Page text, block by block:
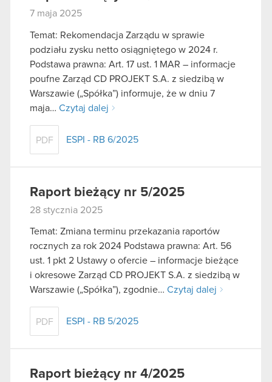
7 maja 2025
Temat: Rekomendacja Zarządu w sprawie
podziału zysku netto osiągniętego w 2024 r.
Podstawa prawna: Art. 17 ust. 1 MAR – informacje
poufne Zarząd CD PROJEKT S.A. z siedzibą w
Warszawie („Spółka”) informuje, że w dniu 7
maja… Czytaj dalej
PDF ESPI - RB 6/2025
Raport bieżący nr 5/2025
28 stycznia 2025
Temat: Zmiana terminu przekazania raportów
rocznych za rok 2024 Podstawa prawna: Art. 56
ust. 1 pkt 2 Ustawy o ofercie – informacje bieżące
i okresowe Zarząd CD PROJEKT S.A. z siedzibą w
Warszawie („Spółka”), zgodnie… Czytaj dalej
PDF ESPI - RB 5/2025
Raport bieżący nr 4/2025